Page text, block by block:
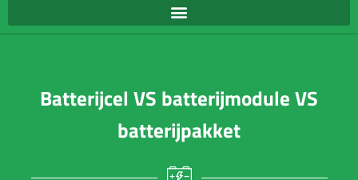
Batterijcel VS batterijmodule VS
batterijpakket